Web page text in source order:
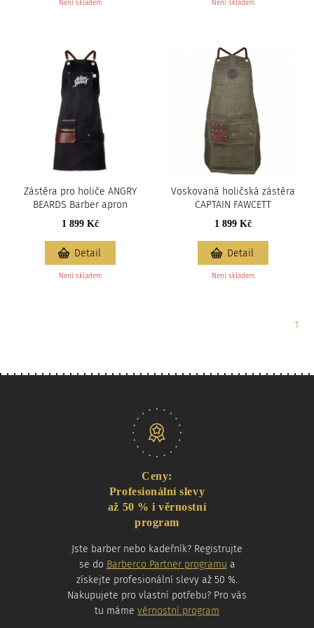
Není skladem Není skladem
Zástěra pro holiče ANGRY
BEARDS Barber apron
1 899 Kč
Není skladem
Detail
Voskovaná holičská zástěra
CAPTAIN FAWCETT
1 899 Kč
Není skladem
Detail
1
Ceny:
Profesionální slevy
až 50 % i věrnostní
program
Jste barber nebo kadeřník? Registrujte
se do Barberco Partner programu a
získejte profesionální slevy až 50 %.
Nakupujete pro vlastní potřebu? Pro vás
tu máme věrnostní program